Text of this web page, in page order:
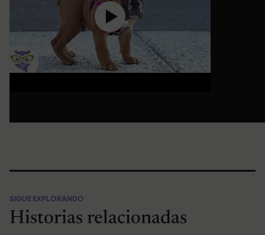
SIGUE EXPLORANDO
Historias relacionadas